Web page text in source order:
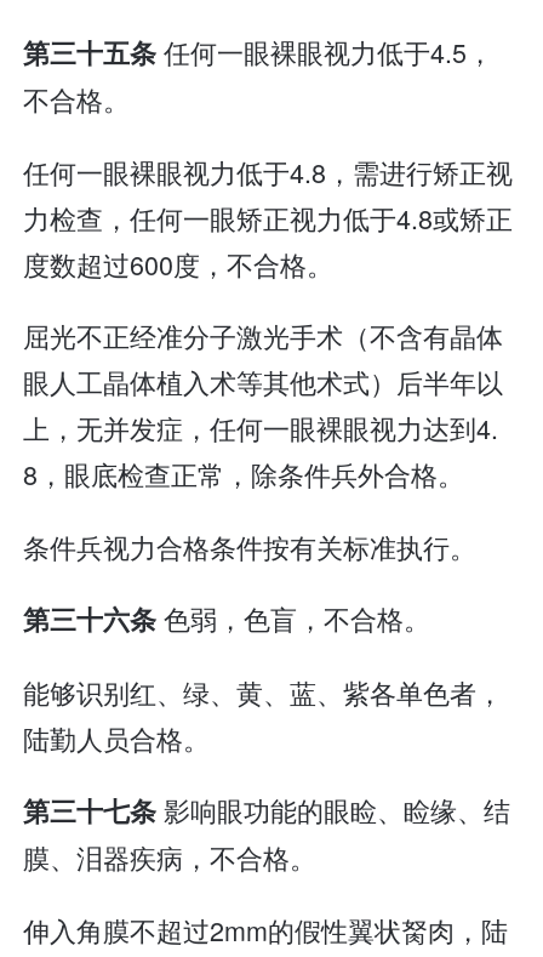
第三十五条任何一眼裸眼视力低于4.5，
不合格。
任何一眼裸眼视力低于4.8，需进行矫正视
力检查，任何一眼矫正视力低于4.8或矫正
度数超过600度，不合格。
屈光不正经准分子激光手术（不含有晶体
眼人工晶体植入术等其他术式）后半年以
上，无并发症，任何一眼裸眼视力达到4.
8，眼底检查正常，除条件兵外合格。
条件兵视力合格条件按有关标准执行。
第三十六条色弱，色盲，不合格。
能够识别红、绿、黄、蓝、紫各单色者，
陆勤人员合格。
第三十七条影响眼功能的眼睑、睑缘、结
膜、泪器疾病，不合格。
伸入角膜不超过2mm的假性翼状胬肉，陆